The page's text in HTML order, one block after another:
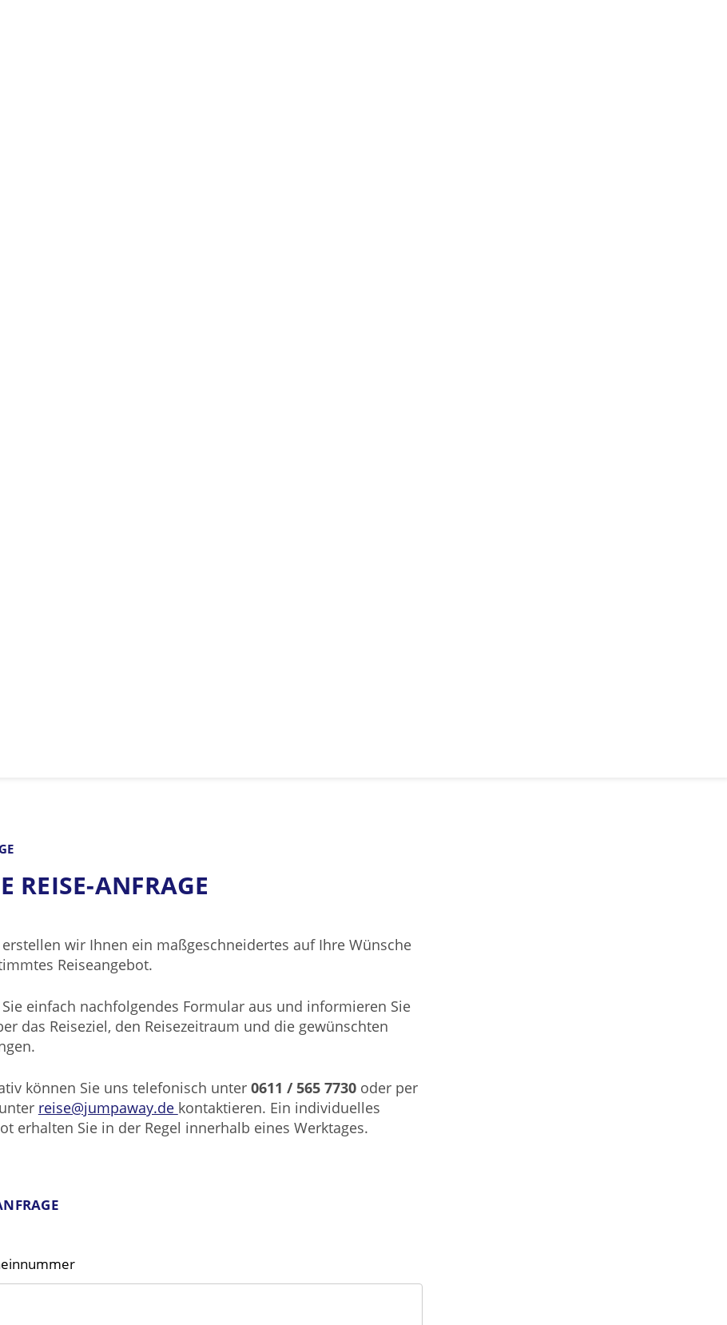
REISE-ANFRAGE
erstellen wir Ihnen ein maßgeschneidertes auf Ihre Wünsche
Reiseangebot.
einfach nachfolgendes Formular aus und informieren Sie
das Reiseziel, den Reisezeitraum und die gewünschten
können Sie uns telefonisch unter 0611 / 565 7730oder per
reise@jumpaway.de kontaktieren. Ein individuelles
erhalten Sie in der Regel innerhalb eines Werktages.